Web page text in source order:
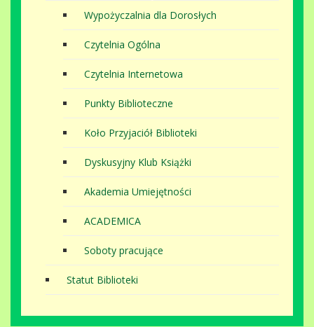
Wypożyczalnia dla Dorosłych
Czytelnia Ogólna
Czytelnia Internetowa
Punkty Biblioteczne
Koło Przyjaciół Biblioteki
Dyskusyjny Klub Książki
Akademia Umiejętności
ACADEMICA
Soboty pracujące
Statut Biblioteki